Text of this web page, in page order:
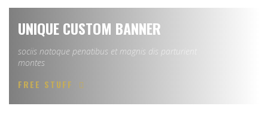
UNIQUE CUSTOM BANNER
sociis natoque penatibus et magnis dis parturient
montes
FREE STUFF